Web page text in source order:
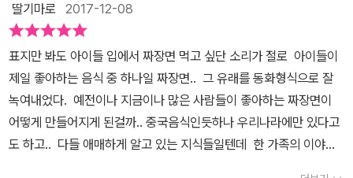
에 관한 추억 떠올려보기 - 물짜장, 고추 짜장, 일반 짜장... 이제는 훌
~쩍 커버린 아이들과 전주. 군산을 다녀왔습니다. 저희가 먹었던 짜
장면의 종류입니다. ​나름 군산에서 유명한 집들을 여기저기 다녀왔네
요. 이젠 엄마만큼 아빠만큼 덩치가 커버린 아이들과의 여행.제가 어
릴 적 중요한 날에 먹을 수 있었던 짜장면에 대한 행복한 그 추억. 저
희 집 아이들과 함께 한 여행 속에서 맛을 평가하며 먹었던 소중한 추
억. ​추억을 먹고사는 우리들이라 한 편 한 편의 모든 추억들이 소중하
네요. ​ 여러분은 오늘 짜장면을 드시면서 어떤 추억을 만드셨나요?
디를 가든지 가게를 차리고 중국인들끼리 서로 도와주면서 사는 걸로
유명하다 그렇기에 세계 어느 차이나타운을 가더라도 중국이라는 느
낌이 물씬 풍긴다 그들은 자신들의 언어와 문화, 풍습을 유지하려고
노력한다 한국에도 차이나타운이 있다 대표적인 곳이 인천시 중구에
위치한 곳이다 이곳에는 수 천명의 화교들이 모여 살면서 중국집을
비롯한 다양한 가게를 운영하고 있다 한국사람들이 즐겨 먹는 짜장면
은 중국에는 없다 그렇기에 중국을 여행한 사람들이 중국음식점에서
어요안녕달 작가님의 그림으로 표지가 장식된 2018년 달력제가 좋
아하는 그림책 달력이였네요최숙희 작가님의 신작 열두달 나무아이
를 비롯해서12권의 책들이 소개되었고 그 책과 관련된 그림으로 꾸며
진 너무 예쁜 달력이였어요훑어보면서 아이랑 읽고 싶은 책이 또 늘
어버렸네요 ㅎㅎ짜장면이 어떻게 우리나라에서 사랑받게 되었는지는
백년도 더 된 이 이야기는나림이 엄마의 외할아버지, 아꿍의 이야기
에서 시작되었어요​​ 중국 산둥에서 태어나 부모님을 따라 한국에 와서
고 이주한 중국인 아꿍이네 가족이 고향을 그리워하며 만들어먹던 자
지앙미엔 이 짜장면의 출발이네요.화교인 아꿍이네 가족은 이민족이
라는 이유 때문에 많은 차별과 억울함을 당하면서도 끈질기게 짜장면
을 만들면서 오늘날 대한민국 대표 음식 짜장면을 만들어냈군요.그림
책은 감동을 주는 책도 있지만 지식을 전달하는 책이 있을텐데 이 책
은 음식의 역사에 관한 지식 전달 책으로 구분할 수 있겠습니다. 간혹
지식 전달 책이 딱딱하거나 재미 없을 수 있는데 이 책은 기획이 아주
좋습니다. 음식에 담긴 백 년의 역사도 어렵지 않게 설명되어있고 화
딸기마로 2017-12-08
표지만 봐도 아이들 입에서 짜장면 먹고 싶단 소리가 절로 아이들이
제일 좋아하는 음식 중 하나일 짜장면.. 그 유래를 동화형식으로 잘
녹여내었다. 예전이나 지금이나 많은 사람들이 좋아하는 짜장면이
어떻게 만들어지게 된걸까.. 중국음식인듯하나 우리나라에만 있다고
도 하고.. 다들 애매하게 알고 있는 지식들일텐데 한 가족의 이야기